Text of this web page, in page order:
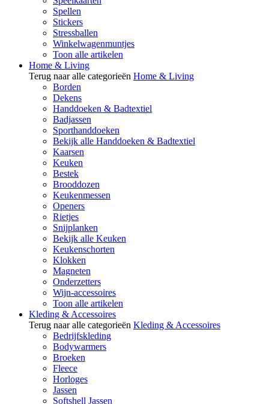
Spellen
Stickers
Stressballen
Winkelwagenmuntjes
Toon alle artikelen
Home & Living
Terug naar alle categorieën Home & Living
Borden
Dekens
Handdoeken & Badtextiel
Badjassen
Sporthanddoeken
Bekijk alle Handdoeken & Badtextiel
Kaarsen
Keuken
Bestek
Brooddozen
Keukenmessen
Openers
Rietjes
Snijplanken
Bekijk alle Keuken
Keukenschorten
Klokken
Magneten
Onderzetters
Wijn-accessoires
Toon alle artikelen
Kleding & Accessoires
Terug naar alle categorieën Kleding & Accessoires
Bedrijfskleding
Bodywarmers
Broeken
Fleece
Horloges
Jassen
Softshell Jassen